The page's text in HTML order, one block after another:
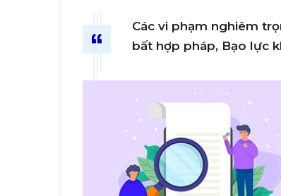
Các vi phạm nghiêm
bất hợp pháp, Bạo lực